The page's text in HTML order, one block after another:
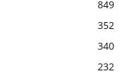
849
352
340
232